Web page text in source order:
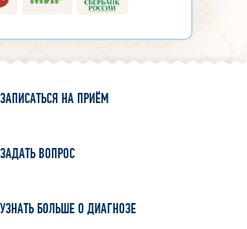
ЗАПИСАТЬСЯ НА ПРИЁМ
ЗАДАТЬ ВОПРОС
УЗНАТЬ БОЛЬШЕ О ДИАГНОЗЕ